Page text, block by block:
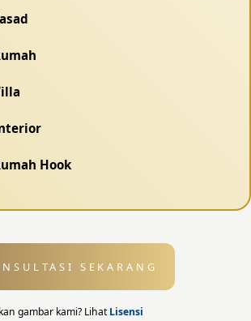
Hook
Rumah
SEKARANG
gambar kami? LihatLisensi